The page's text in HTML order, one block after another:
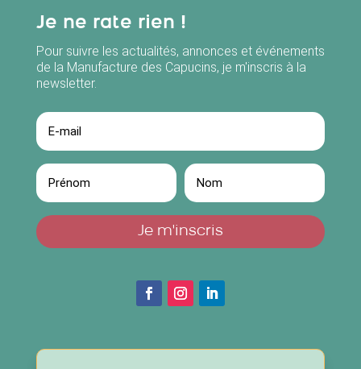
Je ne rate rien !
Pour suivre les actualités, annonces et événements
de la Manufacture des Capucins, je m'inscris à la
newsletter.
Je m'inscris